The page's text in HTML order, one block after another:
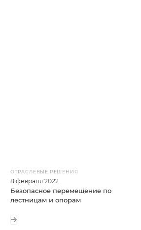
ОТРАСЛЕВЫЕ РЕШЕНИЯ
8 февраля 2022
Безопасное перемещение по
лестницам и опорам